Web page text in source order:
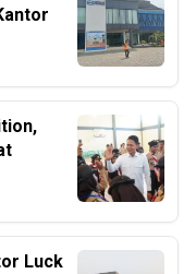
Luck